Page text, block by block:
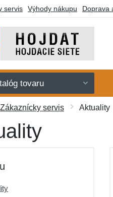
servis Výhody nákupu Doprava
siete
kreslá
tovaru
Zákaznícky servis Aktuality